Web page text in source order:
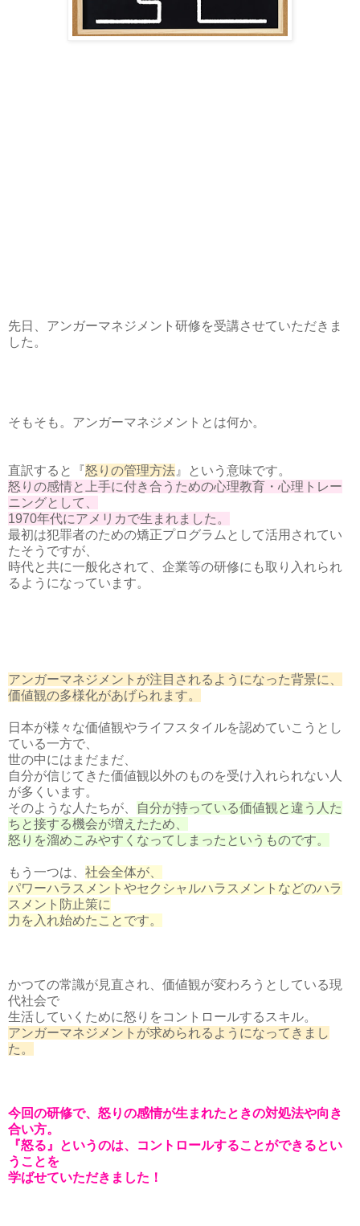
先日、アンガーマネジメント研修を受講させていただきま
した。
そもそも。アンガーマネジメントとは何か。
直訳すると『怒りの管理方法 』という意味です。
怒りの感情と上手に付き合うための心理教育・心理トレー
ニングとして、
1970年代にアメリカで生まれました。
最初は犯罪者のための矯正プログラムとして活用されてい
たそうですが、
時代と共に一般化されて、企業等の研修にも取り入れられ
るようになっています。
アンガーマネジメントが注目されるようになった背景に、
価値観の多様化があげられます。
日本が様々な価値観やライフスタイルを認めていこうとし
ている一方で、
世の中にはまだまだ、
自分が信じてきた価値観以外のものを受け入れられない人
が多くいます。
そのような人たちが、
自分が持っている価値観と違う人た
ちと接する機会が増えたため、
怒りを溜めこみやすくなってしまったというものです。
もう一つは、 社会全体が、
パワーハラスメントやセクシャルハラスメントなどのハラ
スメント防止策に
力を入れ始めたことです。
かつての常識が見直され、価値観が変わろうとしている現
代社会で
生活していくために怒りをコントロールするスキル。
アンガーマネジメントが求められるようになってきまし
た。
今回の研修で、怒りの感情が生まれたときの対処法や向き
合い方。
『怒る』というのは、コントロールすることができるとい
うことを
学ばせていただきました！